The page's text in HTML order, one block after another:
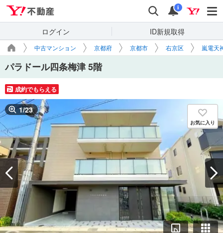
検索 通知
i
ログイン ID新規取得
中古マンション 京都府 京都市 右京区 嵐電天
パラドール四条梅津 5階
成約でもらえる
1/23
お気に入り